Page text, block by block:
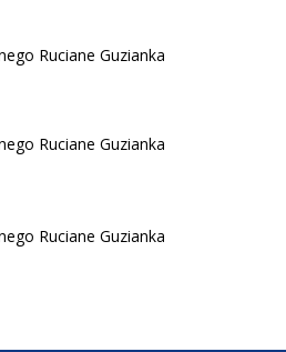
Ruciane Guzianka
Ruciane Guzianka
Ruciane Guzianka